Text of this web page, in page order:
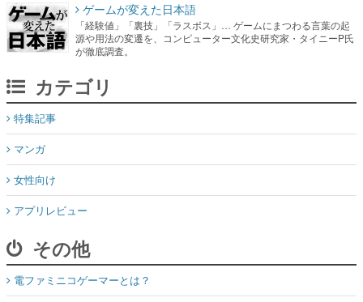
ゲームが変えた日本語
「経験値」「裏技」「ラスボス」… ゲームにまつわる言葉の起
源や用法の変遷を、コンピューター文化史研究家・タイニーP氏
が徹底調査。
カテゴリ
特集記事
マンガ
女性向け
アプリレビュー
その他
電ファミニコゲーマーとは？